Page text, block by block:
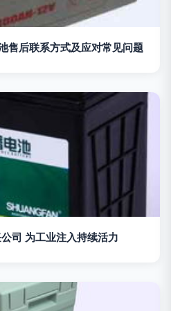
售后联系方式及应对常见问题
司 为工业注入持续活力